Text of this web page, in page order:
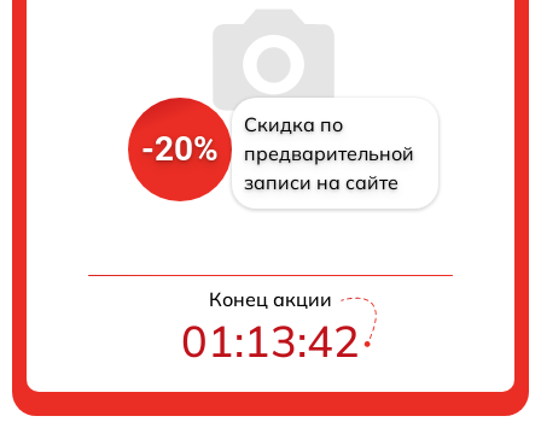
-20%
Скидка по
предварительной
записи на сайте
Конец акции
01:13:42